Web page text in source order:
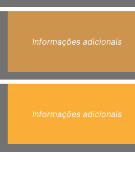
Informações adicionais
Informações adicionais